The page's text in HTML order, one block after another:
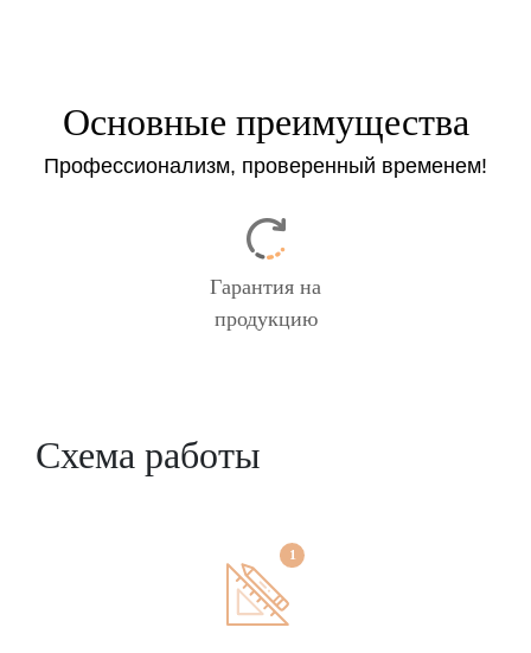
Основные преимущества
Профессионализм, проверенный временем!
Гарантия на
продукцию
Схема работы